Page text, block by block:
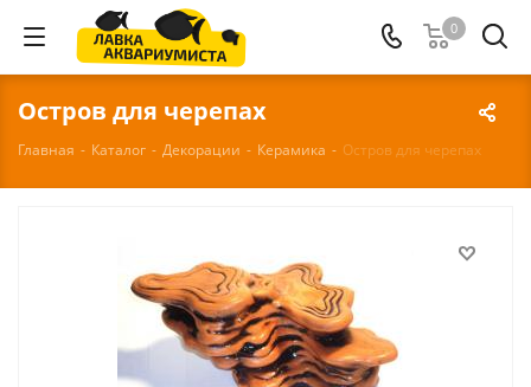
0
Остров для черепах
Главная - Каталог - Декорации - Керамика - Остров для черепах